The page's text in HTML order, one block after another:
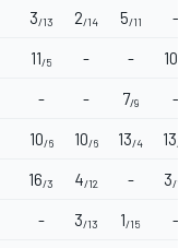
3/13 2/14 5/11 -
11/5 - - 10
- - 7/9 -
10/6 10/6 13/4 13/4
16/3 4/12 - 3/13
- 3/13 1/15 -